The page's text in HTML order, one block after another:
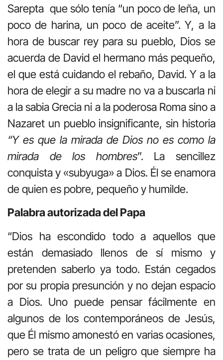
Sarepta que sólo tenía “un poco de leña, un
poco de harina, un poco de aceite”. Y, a la
hora de buscar rey para su pueblo, Dios se
acuerda de David el hermano más pequeño,
el que está cuidando el rebaño, David. Y a la
hora de elegir a su madre no va a buscarla ni
a la sabia Grecia ni a la poderosa Roma sino a
Nazaret un pueblo insignificante, sin historia
“Y es que la mirada de Dios no es como la
mirada de los hombres”. La sencillez
conquista y «subyuga» a Dios. Él se enamora
de quien es pobre, pequeño y humilde.
Palabra autorizada del Papa
“Dios ha escondido todo a aquellos que
están demasiado llenos de sí mismo y
pretenden saberlo ya todo. Están cegados
por su propia presunción y no dejan espacio
a Dios. Uno puede pensar fácilmente en
algunos de los contemporáneos de Jesús,
que Él mismo amonestó en varias ocasiones,
pero se trata de un peligro que siempre ha